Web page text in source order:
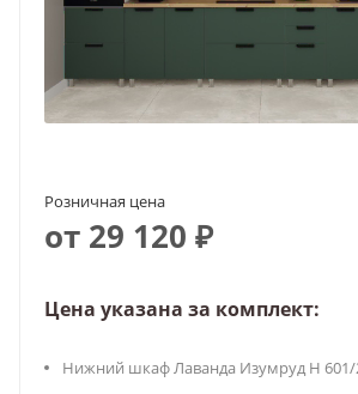
Розничная цена
от 29 120 ₽
Цена указана за комплект:
Нижний шкаф Лаванда Изумруд Н 601/